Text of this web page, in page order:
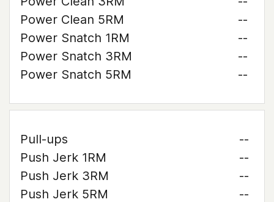
Power Clean 5RM
--
Power Snatch 1RM
--
Power Snatch 3RM
--
Power Snatch 5RM
--
Pull-ups
--
Push Jerk 1RM
--
Push Jerk 3RM
--
Push Jerk 5RM
--